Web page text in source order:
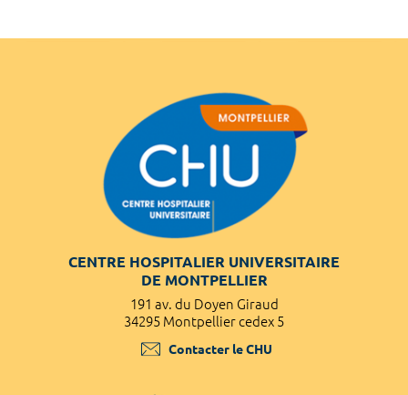
CENTRE HOSPITALIER UNIVERSITAIRE
DE MONTPELLIER
191 av. du Doyen Giraud
34295 Montpellier cedex 5
Contacter le CHU